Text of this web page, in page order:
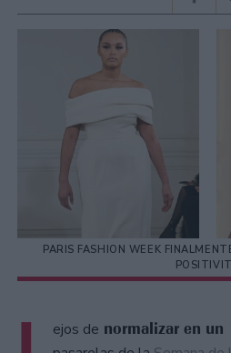
PARIS FASHION WEEK
ejos de normalizar en un